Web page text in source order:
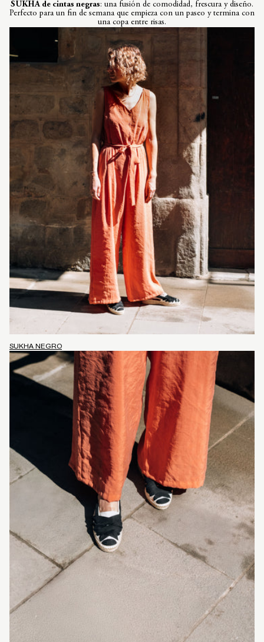
SUKHA de cintas negras: una fusión de comodidad, frescura y diseño.
Perfecto para un fin de semana que empieza con un paseo y termina con
una copa entre risas.
SUKHA NEGRO